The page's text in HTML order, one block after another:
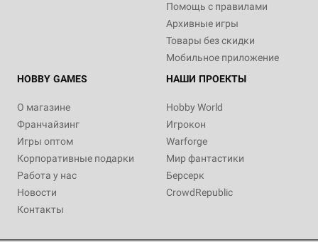
Помощь с правилами
Архивные игры
Товары без скидки
Мобильное приложение
HOBBY GAMES
О магазине
Франчайзинг
Игры оптом
Корпоративные подарки
Работа у нас
Новости
Контакты
НАШИ ПРОЕКТЫ
Hobby World
Игрокон
Warforge
Мир фантастики
Берсерк
CrowdRepublic